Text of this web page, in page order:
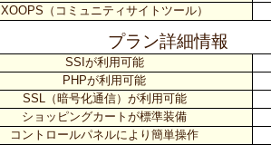
XOOPS（コミュニティサイトツール）
プラン詳細情報
SSIが利用可能
PHPが利用可能
SSL（暗号化通信）が利用可能
ショッピングカートが標準装備
コントロールパネルにより簡単操作